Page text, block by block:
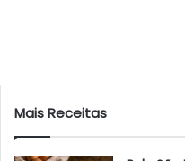
Mais Receitas